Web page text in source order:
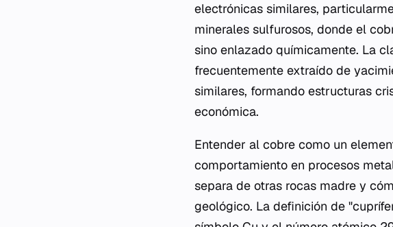
electrónicas similares,
minerales sulfurosos, donde el
sino enlazado químicamente. La
frecuentemente extraído de
similares, formando estructuras
económica.
Entender al cobre como un
comportamiento en procesos
separa de otras rocas madre y
geológico. La definición de